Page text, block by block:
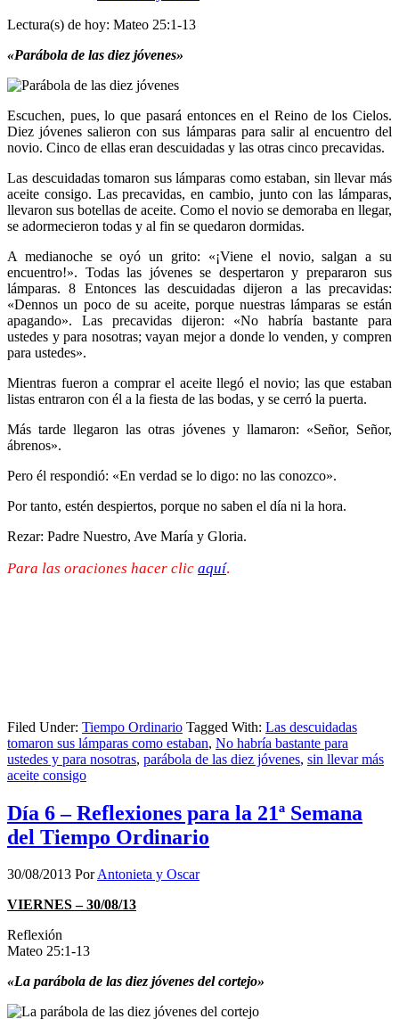
Lectura(s) de hoy: Mateo 25:1-13
«Parábola de las diez jóvenes»
Escuchen, pues, lo que pasará entonces en el Reino de los Cielos.
Diez jóvenes salieron con sus lámparas para salir al encuentro del
novio. Cinco de ellas eran descuidadas y las otras cinco precavidas.
Las descuidadas tomaron sus lámparas como estaban, sin llevar más
aceite consigo. Las precavidas, en cambio, junto con las lámparas,
llevaron sus botellas de aceite. Como el novio se demoraba en llegar,
se adormecieron todas y al fin se quedaron dormidas.
A medianoche se oyó un grito: «¡Viene el novio, salgan a su
encuentro!». Todas las jóvenes se despertaron y prepararon sus
lámparas. 8 Entonces las descuidadas dijeron a las precavidas:
«Dennos un poco de su aceite, porque nuestras lámparas se están
apagando». Las precavidas dijeron: «No habría bastante para
ustedes y para nosotras; vayan mejor a donde lo venden, y compren
para ustedes».
Mientras fueron a comprar el aceite llegó el novio; las que estaban
listas entraron con él a la fiesta de las bodas, y se cerró la puerta.
Más tarde llegaron las otras jóvenes y llamaron: «Señor, Señor,
ábrenos».
Pero él respondió: «En verdad se lo digo: no las conozco».
Por tanto, estén despiertos, porque no saben el día ni la hora.
Rezar: Padre Nuestro, Ave María y Gloria.
Para las oraciones hacer clic aquí.
Filed Under: Tiempo Ordinario Tagged With: Las descuidadas
tomaron sus lámparas como estaban, No habría bastante para
ustedes y para nosotras, parábola de las diez jóvenes, sin llevar más
aceite consigo
Día 6 – Reflexiones para la 21ª Semana
del Tiempo Ordinario
30/08/2013 PorAntonieta y Oscar
VIERNES – 30/08/13
Reflexión
Mateo 25:1-13
«La parábola de las diez jóvenes del cortejo»